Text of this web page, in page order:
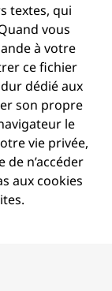
textes, qui
vous
à votre
ce fichier
dédié aux
son propre
le
vie privée,
n’accéder
aux cookies